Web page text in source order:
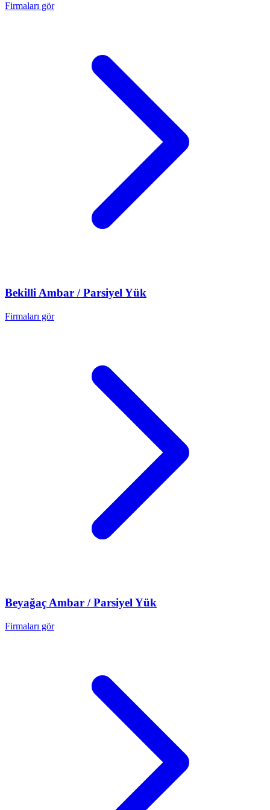
Firmaları gör
Bekilli Ambar / Parsiyel Yük
Firmaları gör
BeyağaçAmbar / Parsiyel Yük
Firmaları gör